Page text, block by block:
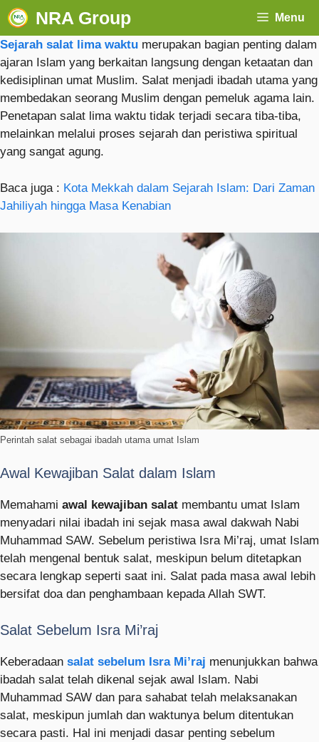
NRA Group Menu
Sejarah salat lima waktu merupakan bagian penting dalam
ajaran Islam yang berkaitan langsung dengan ketaatan dan
kedisiplinan umat Muslim. Salat menjadi ibadah utama yang
membedakan seorang Muslim dengan pemeluk agama lain.
Penetapan salat lima waktu tidak terjadi secara tiba-tiba,
melainkan melalui proses sejarah dan peristiwa spiritual
yang sangat agung.
Baca juga : Kota Mekkah dalam Sejarah Islam: Dari Zaman
Jahiliyah hingga Masa Kenabian
Perintah salat sebagai ibadah utama umat Islam
Awal Kewajiban Salat dalam Islam
Memahami awal kewajiban salat membantu umat Islam
menyadari nilai ibadah ini sejak masa awal dakwah Nabi
Muhammad SAW. Sebelum peristiwa Isra Mi’raj, umat Islam
telah mengenal bentuk salat, meskipun belum ditetapkan
secara lengkap seperti saat ini. Salat pada masa awal lebih
bersifat doa dan penghambaan kepada Allah SWT.
Salat Sebelum Isra Mi’raj
Keberadaan salat sebelum Isra Mi’raj menunjukkan bahwa
ibadah salat telah dikenal sejak awal Islam. Nabi
Muhammad SAW dan para sahabat telah melaksanakan
salat, meskipun jumlah dan waktunya belum ditentukan
secara pasti. Hal ini menjadi dasar penting sebelum